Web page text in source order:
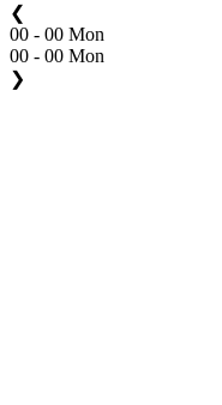
❮
00 - 00 Mon
00 - 00 Mon
❯